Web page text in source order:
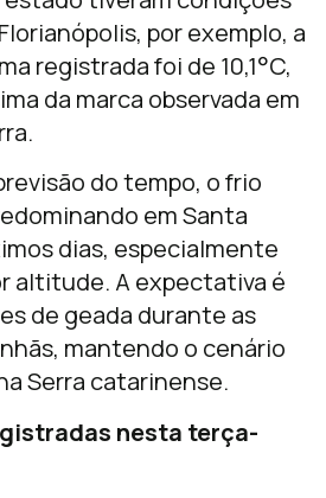
por exemplo, a
registrada foi de 10,1°C,
da marca observada em
do tempo, o frio
em Santa
dias, especialmente
altitude. A expectativa é
de geada durante as
mantendo o cenário
Serra catarinense.
nesta terça-